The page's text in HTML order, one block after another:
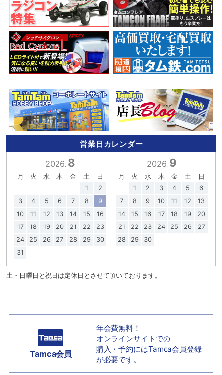
営業日カレンダー
2026. 8
月 火 水 木 金 土
日
1
2
3
4 5 6 7 8
9
10
11 12 13 14 15
16
17
18 19 20 21 22
23
24
25 26 27 28 29
30
31
2026. 9
月 火 水 木 金 土
日
1
2 3 4 5
6
7
8 9 10 11 12
13
14
15 16 17 18 19
20
21
22 23 24 25 26
27
28
29 30
土・日曜日と祝日は定休日とさせて頂いております。
Tamca会員
年会費無料！
オンラインサイトでの
購入・予約にはTamca会員登録
が必要です。